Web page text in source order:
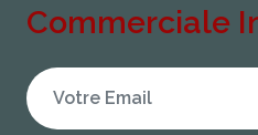
Commerciale